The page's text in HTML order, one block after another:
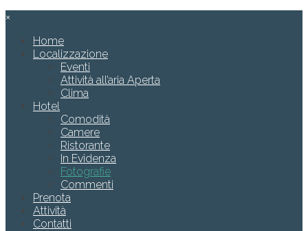
×
Home
Localizzazione
Eventi
Attività all’aria Aperta
Clima
Hotel
Comodità
Camere
Ristorante
In Evidenza
Fotografie
Commenti
Prenota
Attività
Contatti